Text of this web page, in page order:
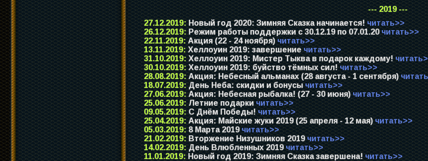
--- 2019 ---
27.12.2019: Новый год 2020: Зимняя Сказка начинается! читать>>
26.12.2019: Режим работы поддержки с 30.12.19 по 07.01.20читать>>
22.11.2019: Акция (22 - 24 ноября) читать>>
13.11.2019: Хеллоуин 2019: завершение читать>>
31.10.2019: Хеллоуин 2019: Мистер Тыква в подарок каждому!
30.10.2019: Хеллоуин 2019: буйство тёмных сил! читать>>
28.08.2019: Акция: Небесный альманах (28 августа - 1 сентября)
18.07.2019: День Неба: скидки и бонусы читать>>
27.06.2019: Акция: Небесная рыбалка! (27 - 30 июня) читать>>
25.06.2019: Летние подарки читать>>
09.05.2019: С Днём Победы! читать>>
25.04.2019: Акция: Майские жуки 2019 (25 апреля - 12 мая) читать>>
05.03.2019: 8 Марта 2019читать>>
21.02.2019: Вторжение Низушников 2019 читать>>
14.02.2019: День Влюбленных 2019читать>>
11.01.2019: Новый год 2019: Зимняя Сказка завершена! читать>>